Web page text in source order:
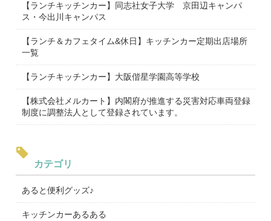
【ランチキッチンカー】同志社女子大学 京田辺キャンパ
ス・今出川キャンパス
【ランチ＆カフェタイム&休日】キッチンカー定期出店場所
一覧
【ランチキッチンカー】大阪偕星学園高等学校
【株式会社メルカート】内閣府が推進する災害対応車両登録
制度に調整法人として登録されています。
カテゴリ
あると便利グッズ♪
キッチンカーあるある